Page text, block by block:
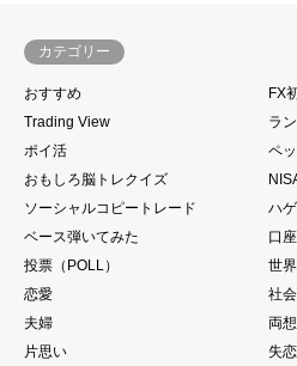
カテゴリー
おすすめ
FX
Trading View
ラ
ポイ活
ペ
おもしろ脳トレクイズ
ソーシャルコピートレード
ハゲ
ベース弾いてみた
口
投票（POLL）
世
恋愛
社
夫婦
両
片思い
失恋